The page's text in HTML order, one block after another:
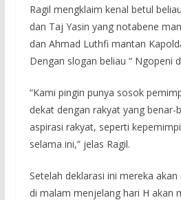
Ragil mengklaim kenal betul
dan Taj Yasin yang notabene
dan Ahmad Luthfi mantan
Dengan slogan beliau “ Ngopeni
“Kami pingin punya sosok
dekat dengan rakyat yang benar-
aspirasi rakyat, seperti
selama ini,” jelas Ragil.
Setelah deklarasi ini mereka
di malam menjelang hari H akan